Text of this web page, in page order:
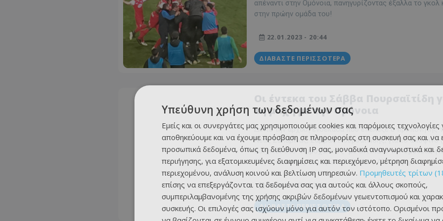
απέναντι στην Ομόνοια, πανηγυρίζοντας έξαλλα το γκολ
στην πρώην ομάδα του!
22.01.2023 - 20:44
ΔΙΑΒΆΣΤΕ ΠΕΡΙΣΣΌΤΕΡΑ
τη μάχη με την Ομόνοια
Δείτε την αρχική ενδεκάδα που επέλεξε ο προπονητής
Νέας Σαλαμίνας, Σάββας Πουρσαϊτίδης, για το αποψινό
παιχνίδι στο "Αμμόχωστος" με αντίπαλο την Ομόνοια,
20η αγωνιστική του πρωταθλήματος Α΄ κατηγορίας:
22.01.2023 - 17:58
ΔΙΑΒΆΣΤΕ ΠΕΡΙΣΣΌΤΕΡΑ
Υπεύθυνη χρήση των δεδομένων σας
Εμείς και οι συνεργάτες μας χρησιμοποιούμε cookies και παρόμοιες τεχνολογίες
αποθηκεύουμε και να έχουμε πρόσβαση σε πληροφορίες στη συσκευή σας και να
προσωπικά δεδομένα, όπως τη διεύθυνση IP σας, μοναδικά αναγνωριστικά και
περιήγησης, για εξατομικευμένες διαφημίσεις και περιεχόμενο, μέτρηση
περιεχομένου, ανάλυση κοινού και βελτίωση υπηρεσιών. Προμηθευτές τρίτων
επίσης να επεξεργάζονται τα δεδομένα σας για αυτούς και άλλους σκοπούς,
συμπεριλαμβανομένης της χρήσης ακριβών δεδομένων γεωεντοπισμού και
συσκευής. Οι επιλογές σας ισχύουν μόνο για αυτόν τον ιστότοπο. Ορισμένοι